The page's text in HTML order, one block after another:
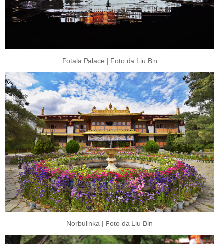
Potala Palace | Foto da Liu Bin
Norbulinka | Foto da Liu Bin